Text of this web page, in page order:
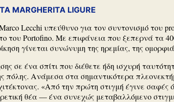
MARGHERITA LIGURE
Lecchi υπεύθυνο για τον συντονισμό του
του Portofino. Με επιφάνεια που ξεπερνά τα
γίνεται συνώνυμη της ηρεμίας, της
σε ένα σπίτι που διέθετε ήδη ισχυρή
πόλης. Ανάμεσα στα σημαντικότερα
«Από την πρώτη στιγμή έγινε
θέα — ένα συνεχώς μεταβαλλόμενο